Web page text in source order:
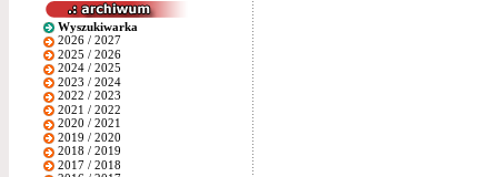
Wyszukiwarka
2026 / 2027
2025 / 2026
2024 / 2025
2023 / 2024
2022 / 2023
2021 / 2022
2020 / 2021
2019 / 2020
2018 / 2019
2017 / 2018